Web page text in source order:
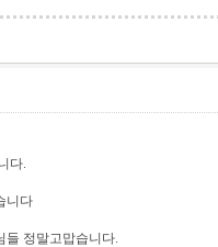
다.
니다
들 정말고맙습니다.